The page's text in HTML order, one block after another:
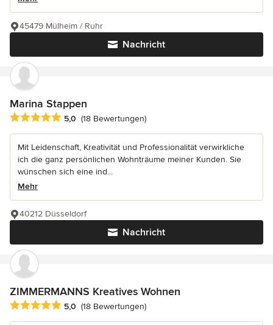
Nachricht
45479 Mülheim / Ruhr
Marina Stappen
Durchschnittliche Bewertung: 5 von 5 Sternen
5,0 (18 Bewertungen)
Mit Leidenschaft, Kreativität und Professionalität verwirkliche
ich die ganz persönlichen Wohnträume meiner Kunden. Sie
wünschen sich eine ind...
Mehr
Nachricht
40212 Düsseldorf
ZIMMERMANNS Kreatives Wohnen
Durchschnittliche Bewertung: 5 von 5 Sternen
5,0 (18 Bewertungen)